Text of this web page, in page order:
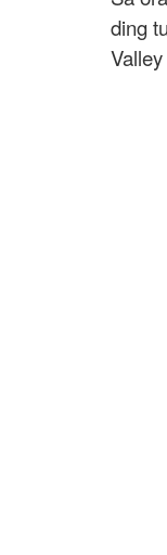
ding